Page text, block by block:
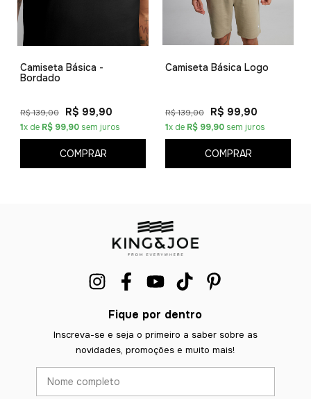
Camiseta Básica -
Bordado
R$ 139,00 R$ 99,90
1x de R$ 99,90 sem juros
COMPRAR
Camiseta Básica Logo
R$ 139,00 R$ 99,90
1x de R$ 99,90 sem juros
COMPRAR
Fique por dentro
Inscreva-se e seja o primeiro a saber sobre as
novidades, promoções e muito mais!